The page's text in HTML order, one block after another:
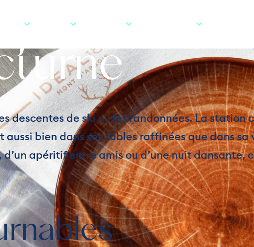
et vie
Accueil/Activités Restaurants et vie nocturne
descentes de ski ou les randonnées. La station
bien dans ses tables raffinées que dans sa
d’un apéritif entre amis ou d’une nuit dansante,